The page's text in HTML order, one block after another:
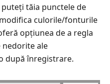
tăia punctele de
culorile/fonturile
opțiunea de a regla
nedorite ale
după înregistrare.